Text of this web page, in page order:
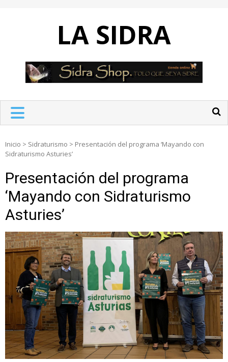
LA SIDRA
Inicio > Sidraturismo > Presentación del programa ‘Mayando con
Sidraturismo Asturies’
Presentación del programa
‘Mayando con Sidraturismo
Asturies’